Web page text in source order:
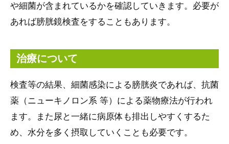
や細菌が含まれているかを確認していきます。必要が
あれば膀胱鏡検査をすることもあります。
治療について
検査等の結果、細菌感染による膀胱炎であれば、抗菌
薬（ニューキノロン系 等）による薬物療法が行われ
ます。また尿と一緒に病原体も排出しやすくするた
め、水分を多く摂取していくことも必要です。